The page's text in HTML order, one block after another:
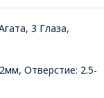
3 Глаза,
Отверстие: 2.5-